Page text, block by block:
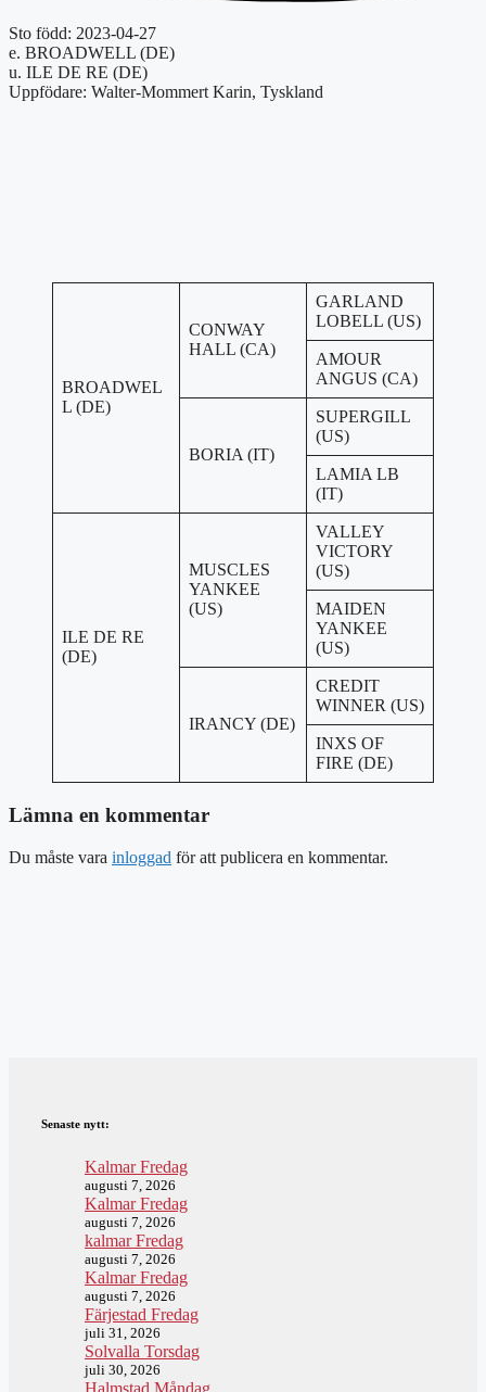
Sto född: 2023-04-27
e. BROADWELL (DE)
u. ILE DE RE (DE)
Uppfödare: Walter-Mommert Karin, Tyskland
BROADWEL
L (DE)
CONWAY
HALL (CA)
GARLAND
LOBELL (US)
AMOUR
ANGUS (CA)
BORIA (IT)
SUPERGILL
(US)
LAMIA LB
(IT)
ILE DE RE
(DE)
MUSCLES
YANKEE
(US)
VALLEY
VICTORY
(US)
MAIDEN
YANKEE
(US)
IRANCY (DE)
CREDIT
WINNER (US)
INXS OF
FIRE (DE)
Lämna en kommentar
Du måste vara inloggad för att publicera en kommentar.
Senaste nytt:
Kalmar Fredag
augusti 7, 2026
Kalmar Fredag
augusti 7, 2026
kalmar Fredag
augusti 7, 2026
Kalmar Fredag
augusti 7, 2026
Färjestad Fredag
juli 31, 2026
Solvalla Torsdag
juli 30, 2026
Halmstad Måndag